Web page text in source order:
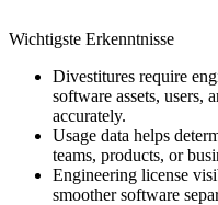
Wichtigste Erkenntnisse
Divestitures require
software assets, users,
accurately.
Usage data helps
teams, products, or
Engineering license
smoother software